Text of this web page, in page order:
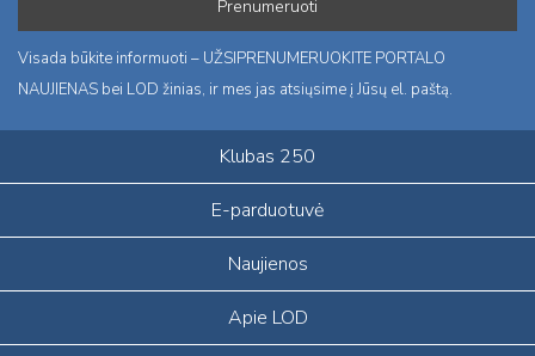
Visada būkite informuoti – UŽSIPRENUMERUOKITE PORTALO
NAUJIENAS bei LOD žinias, ir mes jas atsiųsime į Jūsų el. paštą.
Klubas 250
E-parduotuvė
Naujienos
Apie LOD